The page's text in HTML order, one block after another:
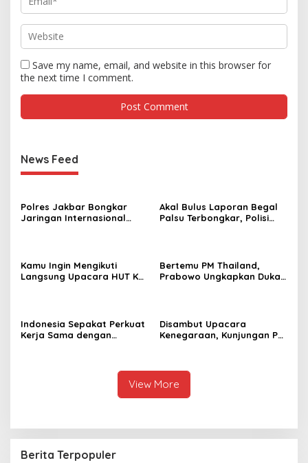
Save my name, email, and website in this browser for
the next time I comment.
News Feed
Polres Jakbar Bongkar
Jaringan Internasional
1,1 Ton Rp119 Miliar
Dimusnahkan
Akal Bulus Laporan Begal
Palsu Terbongkar, Polisi
Kamu Ingin Mengikuti
Langsung Upacara HUT Ke-
Sini
Bertemu PM Thailand,
Prabowo Ungkapkan Duka
Indonesia Sepakat Perkuat
Kerja Sama dengan
Disambut Upacara
Kenegaraan, Kunjungan PM
Thailand
View More
Berita Terpopuler